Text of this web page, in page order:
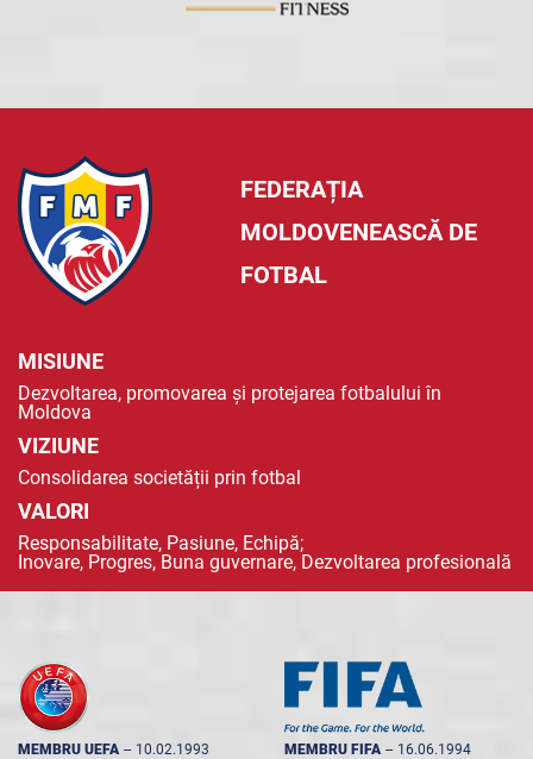
FEDERAȚIA
MOLDOVENEASCĂ DE
FOTBAL
MISIUNE
Dezvoltarea, promovarea și protejarea fotbalului în
Moldova
VIZIUNE
Consolidarea societății prin fotbal
VALORI
Responsabilitate, Pasiune, Echipă;
Inovare, Progres, Buna guvernare, Dezvoltarea profesională
MEMBRU UEFA -- 10.02.1993 MEMBRU FIFA -- 16.06.1994